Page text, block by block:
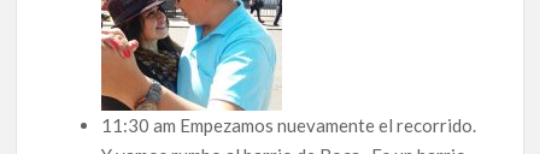
11:30 am Empezamos nuevamente el recorrido.